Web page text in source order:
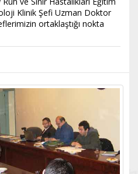
Klinik Şefi Uzman Doktor
ortaklaştığı nokta